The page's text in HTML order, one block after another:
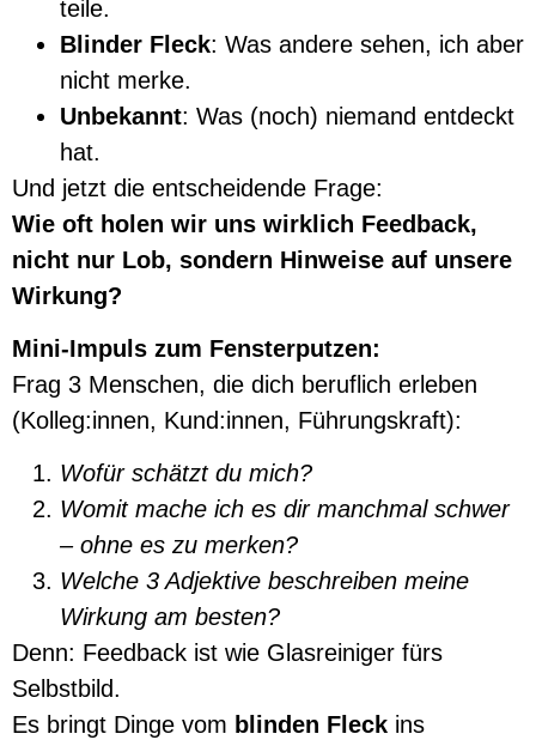
teile.
Blinder Fleck: Was andere sehen, ich aber
nicht merke.
Unbekannt: Was (noch) niemand entdeckt
hat.
Und jetzt die entscheidende Frage:
Wie oft holen wir uns wirklich Feedback,
nicht nur Lob, sondern Hinweise auf unsere
Wirkung?
Mini-Impuls zum Fensterputzen:
Frag 3 Menschen, die dich beruflich erleben
(Kolleg:innen, Kund:innen, Führungskraft):
Wofür schätzt du mich?
Womit mache ich es dir manchmal schwer
– ohne es zu merken?
Welche 3 Adjektive beschreiben meine
Wirkung am besten?
Denn: Feedback ist wie Glasreiniger fürs
Selbstbild.
Es bringt Dinge vom blinden Fleck ins